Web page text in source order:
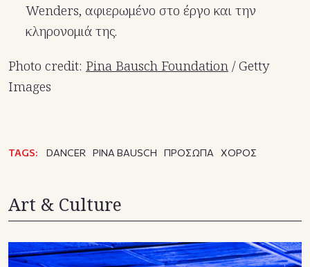
Wenders, αφιερωμένο στο έργο και την
κληρονομιά της.
Photo credit: Pina Bausch Foundation/ Getty
Images
TAGS: DANCER PINA BAUSCH ΠΡΟΣΩΠΑ ΧΟΡΟΣ
Art & Culture